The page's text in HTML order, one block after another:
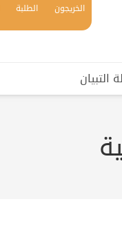
الخريجون الطلبة
التبيان